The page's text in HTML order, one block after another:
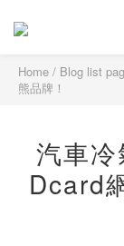
Home / Blog list
熊品牌！
汽車冷
Dcard